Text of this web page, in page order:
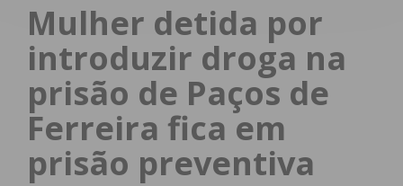
Mulher detida por
introduzir droga na
prisão de Paços de
Ferreira fica em
prisão preventiva